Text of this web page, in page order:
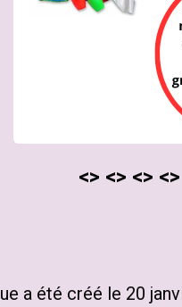
<> <> <>
a été créé le 20